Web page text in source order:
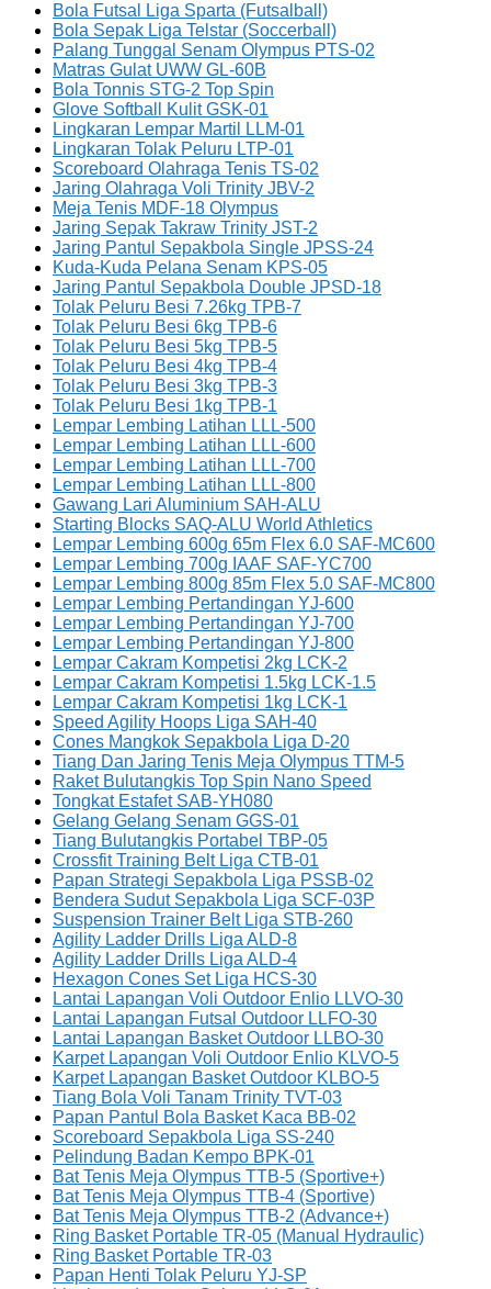
Bola Futsal Liga Sparta (Futsalball)
Bola Sepak Liga Telstar (Soccerball)
Palang Tunggal Senam Olympus PTS-02
Matras Gulat UWW GL-60B
Bola Tonnis STG-2 Top Spin
Glove Softball Kulit GSK-01
Lingkaran Lempar Martil LLM-01
Lingkaran Tolak Peluru LTP-01
Scoreboard Olahraga Tenis TS-02
Jaring Olahraga Voli Trinity JBV-2
Meja Tenis MDF-18 Olympus
Jaring Sepak Takraw Trinity JST-2
Jaring Pantul Sepakbola Single JPSS-24
Kuda-Kuda Pelana Senam KPS-05
Jaring Pantul Sepakbola Double JPSD-18
Tolak Peluru Besi 7.26kg TPB-7
Tolak Peluru Besi 6kg TPB-6
Tolak Peluru Besi 5kg TPB-5
Tolak Peluru Besi 4kg TPB-4
Tolak Peluru Besi 3kg TPB-3
Tolak Peluru Besi 1kg TPB-1
Lempar Lembing Latihan LLL-500
Lempar Lembing Latihan LLL-600
Lempar Lembing Latihan LLL-700
Lempar Lembing Latihan LLL-800
Gawang Lari Aluminium SAH-ALU
Starting Blocks SAQ-ALU World Athletics
Lempar Lembing 600g 65m Flex 6.0 SAF-MC600
Lempar Lembing 700g IAAF SAF-YC700
Lempar Lembing 800g 85m Flex 5.0 SAF-MC800
Lempar Lembing Pertandingan YJ-600
Lempar Lembing Pertandingan YJ-700
Lempar Lembing Pertandingan YJ-800
Lempar Cakram Kompetisi 2kg LCK-2
Lempar Cakram Kompetisi 1.5kg LCK-1.5
Lempar Cakram Kompetisi 1kg LCK-1
Speed Agility Hoops Liga SAH-40
Cones Mangkok Sepakbola Liga D-20
Tiang Dan Jaring Tenis Meja Olympus TTM-5
Raket Bulutangkis Top Spin Nano Speed
Tongkat Estafet SAB-YH080
Gelang Gelang Senam GGS-01
Tiang Bulutangkis Portabel TBP-05
Crossfit Training Belt Liga CTB-01
Papan Strategi Sepakbola Liga PSSB-02
Bendera Sudut Sepakbola Liga SCF-03P
Suspension Trainer Belt Liga STB-260
Agility Ladder Drills Liga ALD-8
Agility Ladder Drills Liga ALD-4
Hexagon Cones Set Liga HCS-30
Lantai Lapangan Voli Outdoor Enlio LLVO-30
Lantai Lapangan Futsal Outdoor LLFO-30
Lantai Lapangan Basket Outdoor LLBO-30
Karpet Lapangan Voli Outdoor Enlio KLVO-5
Karpet Lapangan Basket Outdoor KLBO-5
Tiang Bola Voli Tanam Trinity TVT-03
Papan Pantul Bola Basket Kaca BB-02
Scoreboard Sepakbola Liga SS-240
Pelindung Badan Kempo BPK-01
Bat Tenis Meja Olympus TTB-5 (Sportive+)
Bat Tenis Meja Olympus TTB-4 (Sportive)
Bat Tenis Meja Olympus TTB-2 (Advance+)
Ring Basket Portable TR-05 (Manual Hydraulic)
Ring Basket Portable TR-03
Papan Henti Tolak Peluru YJ-SP